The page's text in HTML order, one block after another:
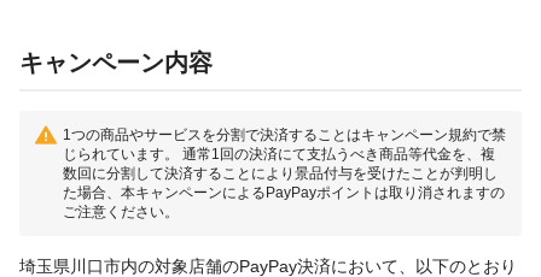
キャンペーン内容
1つの商品やサービスを分割で決済することはキャンペーン規約で禁
じられています。 通常1回の決済にて支払うべき商品等代金を、複
数回に分割して決済することにより景品付与を受けたことが判明し
た場合、本キャンペーンによるPayPayポイントは取り消されますの
ご注意ください。
埼玉県川口市内の対象店舗のPayPay決済において、以下のとおり